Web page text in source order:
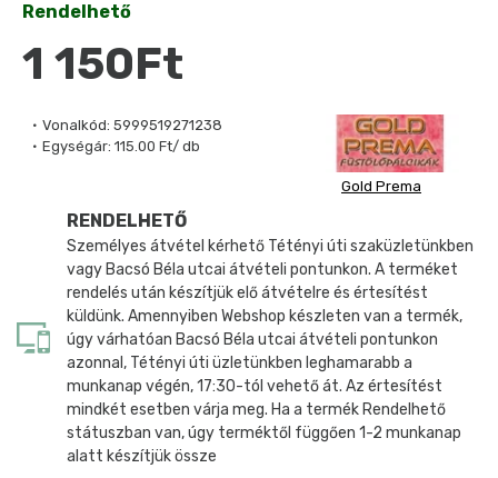
Vonalkód: 5999519271238
Egységár: 115.00 Ft/ db
Gold Prema
Rendelhető
1 150Ft
RENDELHETŐ
Személyes átvétel kérhető Tétényi úti szaküzletünkben
vagy Bacsó Béla utcai átvételi pontunkon. A terméket
rendelés után készítjük elő átvételre és értesítést
küldünk. Amennyiben Webshop készleten van a termék,
úgy várhatóan Bacsó Béla utcai átvételi pontunkon
azonnal, Tétényi úti üzletünkben leghamarabb a
munkanap végén, 17:30-tól vehető át. Az értesítést
mindkét esetben várja meg. Ha a termék Rendelhető
státuszban van, úgy terméktől függően 1-2 munkanap
alatt készítjük össze